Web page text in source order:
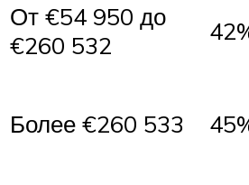
От €54 950 до
€260 532
Более €260 533